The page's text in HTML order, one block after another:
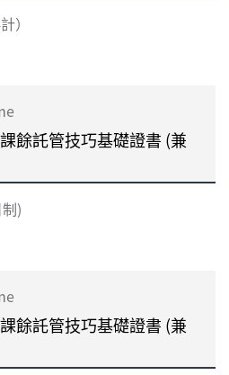
）
餘託管技巧基礎證書 (兼
)
餘託管技巧基礎證書 (兼